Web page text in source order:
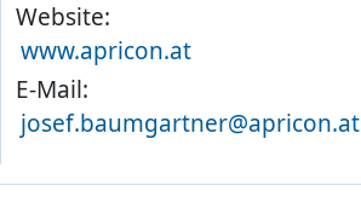
Website:
www.apricon.at
E-Mail:
josef.baumgartner@apricon.at